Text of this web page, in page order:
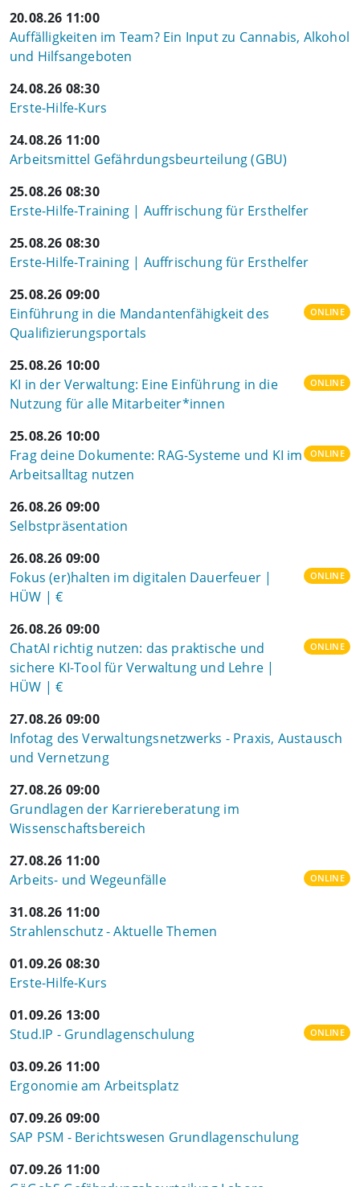
20.08.26 11:00
Auffälligkeiten im Team? Ein Input zu Cannabis, Alkohol
und Hilfsangeboten
24.08.26 08:30
Erste-Hilfe-Kurs
24.08.26 11:00
Arbeitsmittel Gefährdungsbeurteilung (GBU)
25.08.26 08:30
Erste-Hilfe-Training | Auffrischung für Ersthelfer
25.08.26 08:30
Erste-Hilfe-Training | Auffrischung für Ersthelfer
25.08.26 09:00
Einführung in die Mandantenfähigkeit des
Qualifizierungsportals
ONLINE
25.08.26 10:00
KI in der Verwaltung: Eine Einführung in die
Nutzung für alle Mitarbeiter*innen
ONLINE
25.08.26 10:00
Frag deine Dokumente: RAG-Systeme und KI im
Arbeitsalltag nutzen
ONLINE
26.08.26 09:00
Selbstpräsentation
26.08.26 09:00
Fokus (er)halten im digitalen Dauerfeuer |
HÜW | €
ONLINE
26.08.26 09:00
ChatAI richtig nutzen: das praktische und
sichere KI-Tool für Verwaltung und Lehre |
HÜW | €
ONLINE
27.08.26 09:00
Infotag des Verwaltungsnetzwerks - Praxis, Austausch
und Vernetzung
27.08.26 09:00
Grundlagen der Karriereberatung im
Wissenschaftsbereich
27.08.26 11:00
Arbeits- und Wegeunfälle
ONLINE
31.08.26 11:00
Strahlenschutz - Aktuelle Themen
01.09.26 08:30
Erste-Hilfe-Kurs
01.09.26 13:00
Stud.IP - Grundlagenschulung
ONLINE
03.09.26 11:00
Ergonomie am Arbeitsplatz
07.09.26 09:00
SAP PSM - Berichtswesen Grundlagenschulung
07.09.26 11:00